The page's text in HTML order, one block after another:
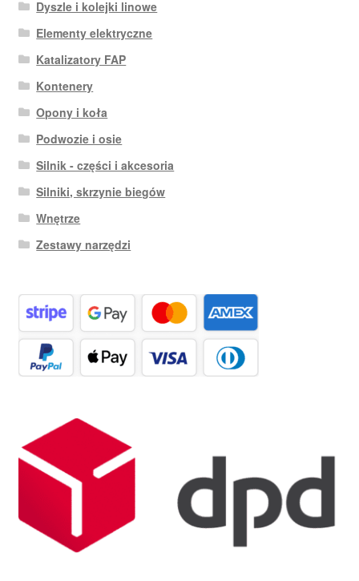
Dyszle i kolejki linowe
Elementy elektryczne
Katalizatory FAP
Kontenery
Opony i koła
Podwozie i osie
Silnik - części i akcesoria
Silniki, skrzynie biegów
Wnętrze
Zestawy narzędzi